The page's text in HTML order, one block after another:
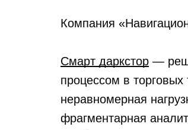
Компания
Смарт даркстор —
процессом в
неравномерная
фрагментарная